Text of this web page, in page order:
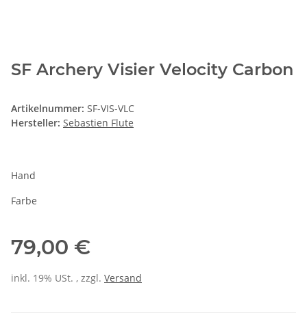
SF Archery Visier Velocity Carbon
Artikelnummer: SF-VIS-VLC
Hersteller: Sebastien Flute
Hand
Farbe
79,00 €
inkl. 19% USt. , zzgl. Versand